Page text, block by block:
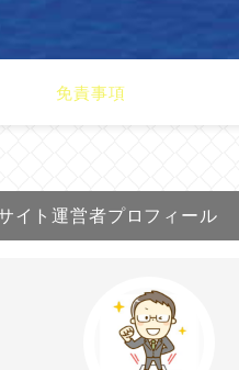
免責事項
イト運営者プロフィール